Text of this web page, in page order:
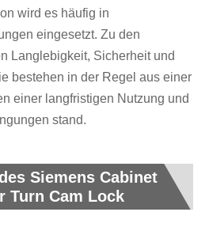
wird es häufig in
eingesetzt. Zu den
Langlebigkeit, Sicherheit und
bestehen in der Regel aus einer
einer langfristigen Nutzung und
stand.
Siemens Cabinet
Turn Cam Lock